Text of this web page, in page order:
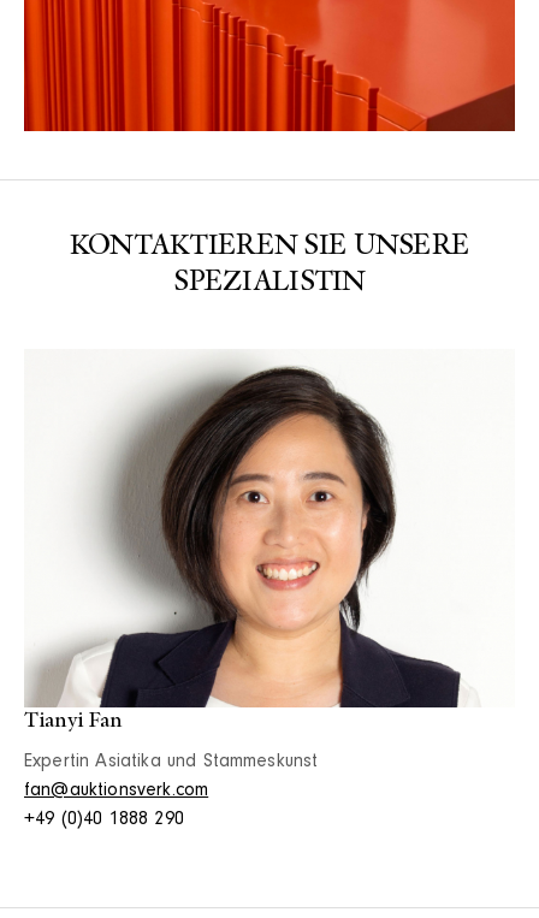
KONTAKTIEREN SIE UNSERE
SPEZIALISTIN
Tianyi Fan
Expertin Asiatika und Stammeskunst
fan@auktionsverk.com
+49 (0)40 1888 290